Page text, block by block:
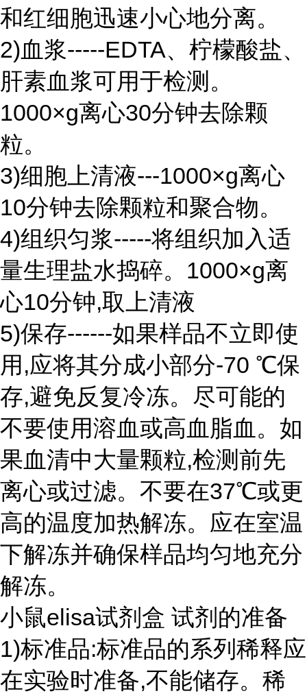
和红细胞迅速小心地分离。
2)血浆-----EDTA、柠檬酸盐、
肝素血浆可用于检测。
1000×g离心30分钟去除颗
粒。
3)细胞上清液---1000×g离心
10分钟去除颗粒和聚合物。
4)组织匀浆-----将组织加入适
量生理盐水捣碎。1000×g离
心10分钟,取上清液
5)保存------如果样品不立即使
用,应将其分成小部分-70 ℃保
存,避免反复冷冻。尽可能的
不要使用溶血或高血脂血。如
果血清中大量颗粒,检测前先
离心或过滤。不要在37℃或更
高的温度加热解冻。应在室温
下解冻并确保样品均匀地充分
解冻。
小鼠elisa试剂盒 试剂的准备
1)标准品:标准品的系列稀释应
在实验时准备,不能储存。稀